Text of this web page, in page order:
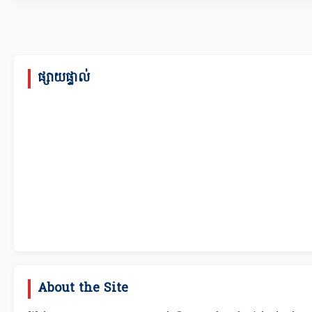
ផ្សាយផ្ទាល់
About the Site